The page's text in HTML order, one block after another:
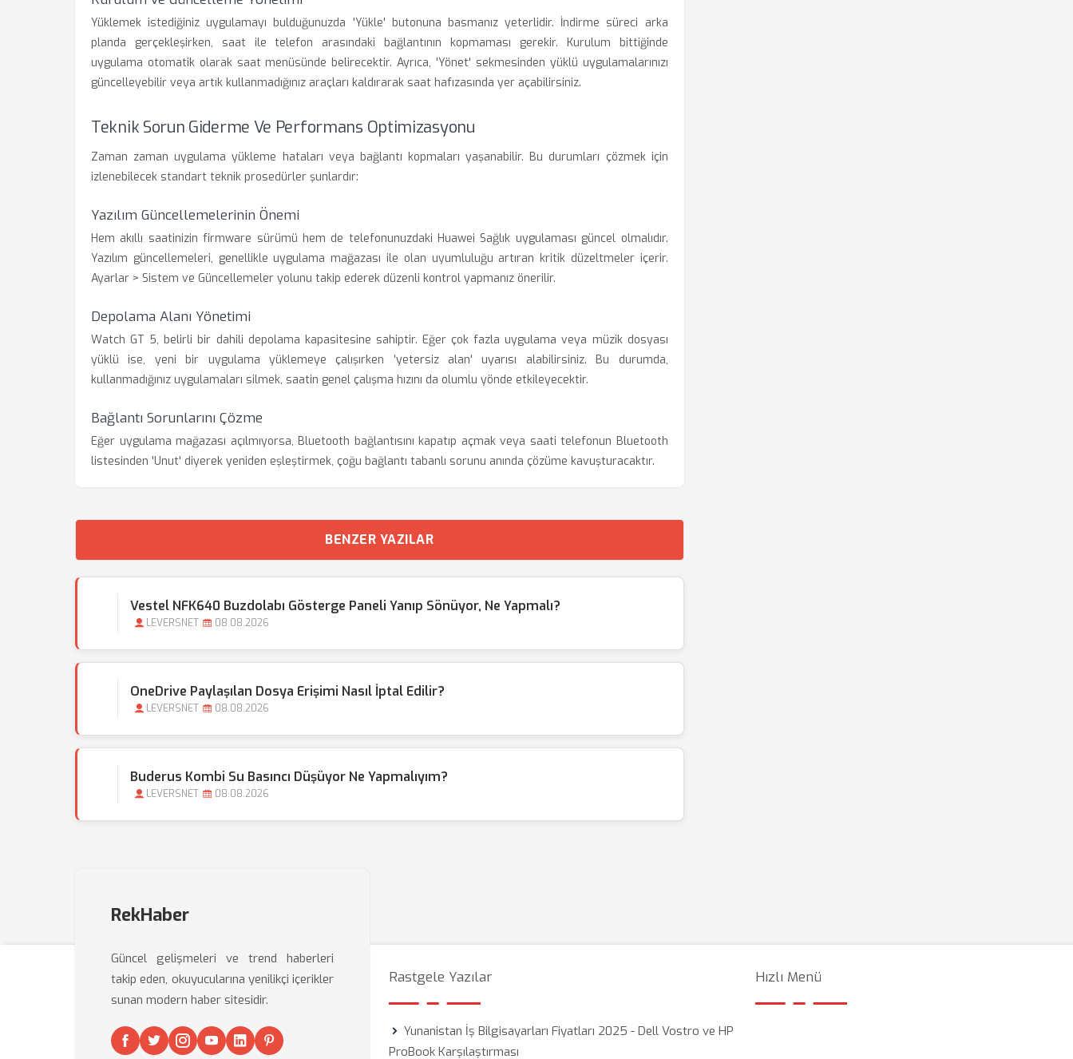
Yüklemek istediğiniz uygulamayı bulduğunuzda 'Yükle' butonuna basmanız yeterlidir. İndirme süreci arka
planda gerçekleşirken, saat ile telefon arasındaki bağlantının kopmaması gerekir. Kurulum bittiğinde
uygulama otomatik olarak saat menüsünde belirecektir. Ayrıca, 'Yönet' sekmesinden yüklü uygulamalarınızı
güncelleyebilir veya artık kullanmadığınız araçları kaldırarak saat hafızasında yer açabilirsiniz.
Teknik Sorun Giderme Ve Performans Optimizasyonu
Zaman zaman uygulama yükleme hataları veya bağlantı kopmaları yaşanabilir. Bu durumları çözmek için
izlenebilecek standart teknik prosedürler şunlardır:
Yazılım Güncellemelerinin Önemi
Hem akıllı saatinizin firmware sürümü hem de telefonunuzdaki Huawei Sağlık uygulaması güncel olmalıdır.
Yazılım güncellemeleri, genellikle uygulama mağazası ile olan uyumluluğu artıran kritik düzeltmeler içerir.
Ayarlar > Sistem ve Güncellemeler yolunu takip ederek düzenli kontrol yapmanız önerilir.
Depolama Alanı Yönetimi
Watch GT 5, belirli bir dahili depolama kapasitesine sahiptir. Eğer çok fazla uygulama veya müzik dosyası
yüklü ise, yeni bir uygulama yüklemeye çalışırken 'yetersiz alan' uyarısı alabilirsiniz. Bu durumda,
kullanmadığınız uygulamaları silmek, saatin genel çalışma hızını da olumlu yönde etkileyecektir.
Bağlantı Sorunlarını Çözme
Eğer uygulama mağazası açılmıyorsa, Bluetooth bağlantısını kapatıp açmak veya saati telefonun Bluetooth
listesinden 'Unut' diyerek yeniden eşleştirmek, çoğu bağlantı tabanlı sorunu anında çözüme kavuşturacaktır.
BENZER YAZILAR
Vestel NFK640 Buzdolabı Gösterge Paneli Yanıp Sönüyor, Ne Yapmalı?
LEVERSNET 08.08.2026
OneDrive Paylaşılan Dosya Erişimi Nasıl İptal Edilir?
LEVERSNET 08.08.2026
Buderus Kombi Su Basıncı Düşüyor Ne Yapmalıyım?
LEVERSNET 08.08.2026
RekHaber
Güncel gelişmeleri ve trend haberleri
takip eden, okuyucularına yenilikçi içerikler
sunan modern haber sitesidir.
Rastgele Yazılar
Yunanistan İş Bilgisayarları Fiyatları 2025 - Dell Vostro ve HP
ProBook Karşılaştırması
Hızlı Menü